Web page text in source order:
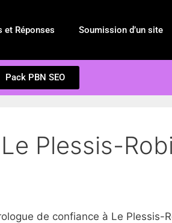
et Réponses Soumission d’un site
Pack PBN SEO
Plessis-
de confiance à Le Plessis-